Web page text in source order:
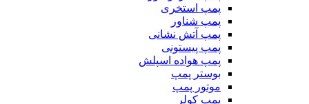
پمپ استخری
پمپ شناور
پمپ آتش نشانی
پمپ پیستونی
پمپ هواده اسپلش
بوستر پمپ
موتور پمپ
پمپ کولر